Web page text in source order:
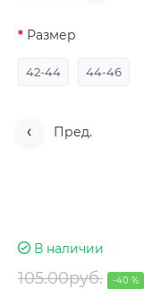
Размер
42-44 44-46
Пред.
В наличии
105.00руб. -40 %